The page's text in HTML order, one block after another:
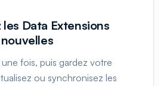
Data Extensions
fois, puis gardez votre
ou synchronisez les